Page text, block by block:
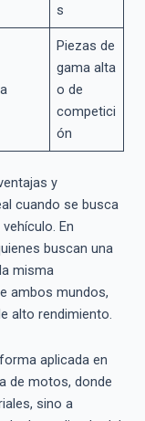
s
Piezas de
gama alta
o de
competici
ón
y
cuando se busca
En
buscan una
misma
ambos mundos,
alto rendimiento.
aplicada en
de motos, donde
sino a